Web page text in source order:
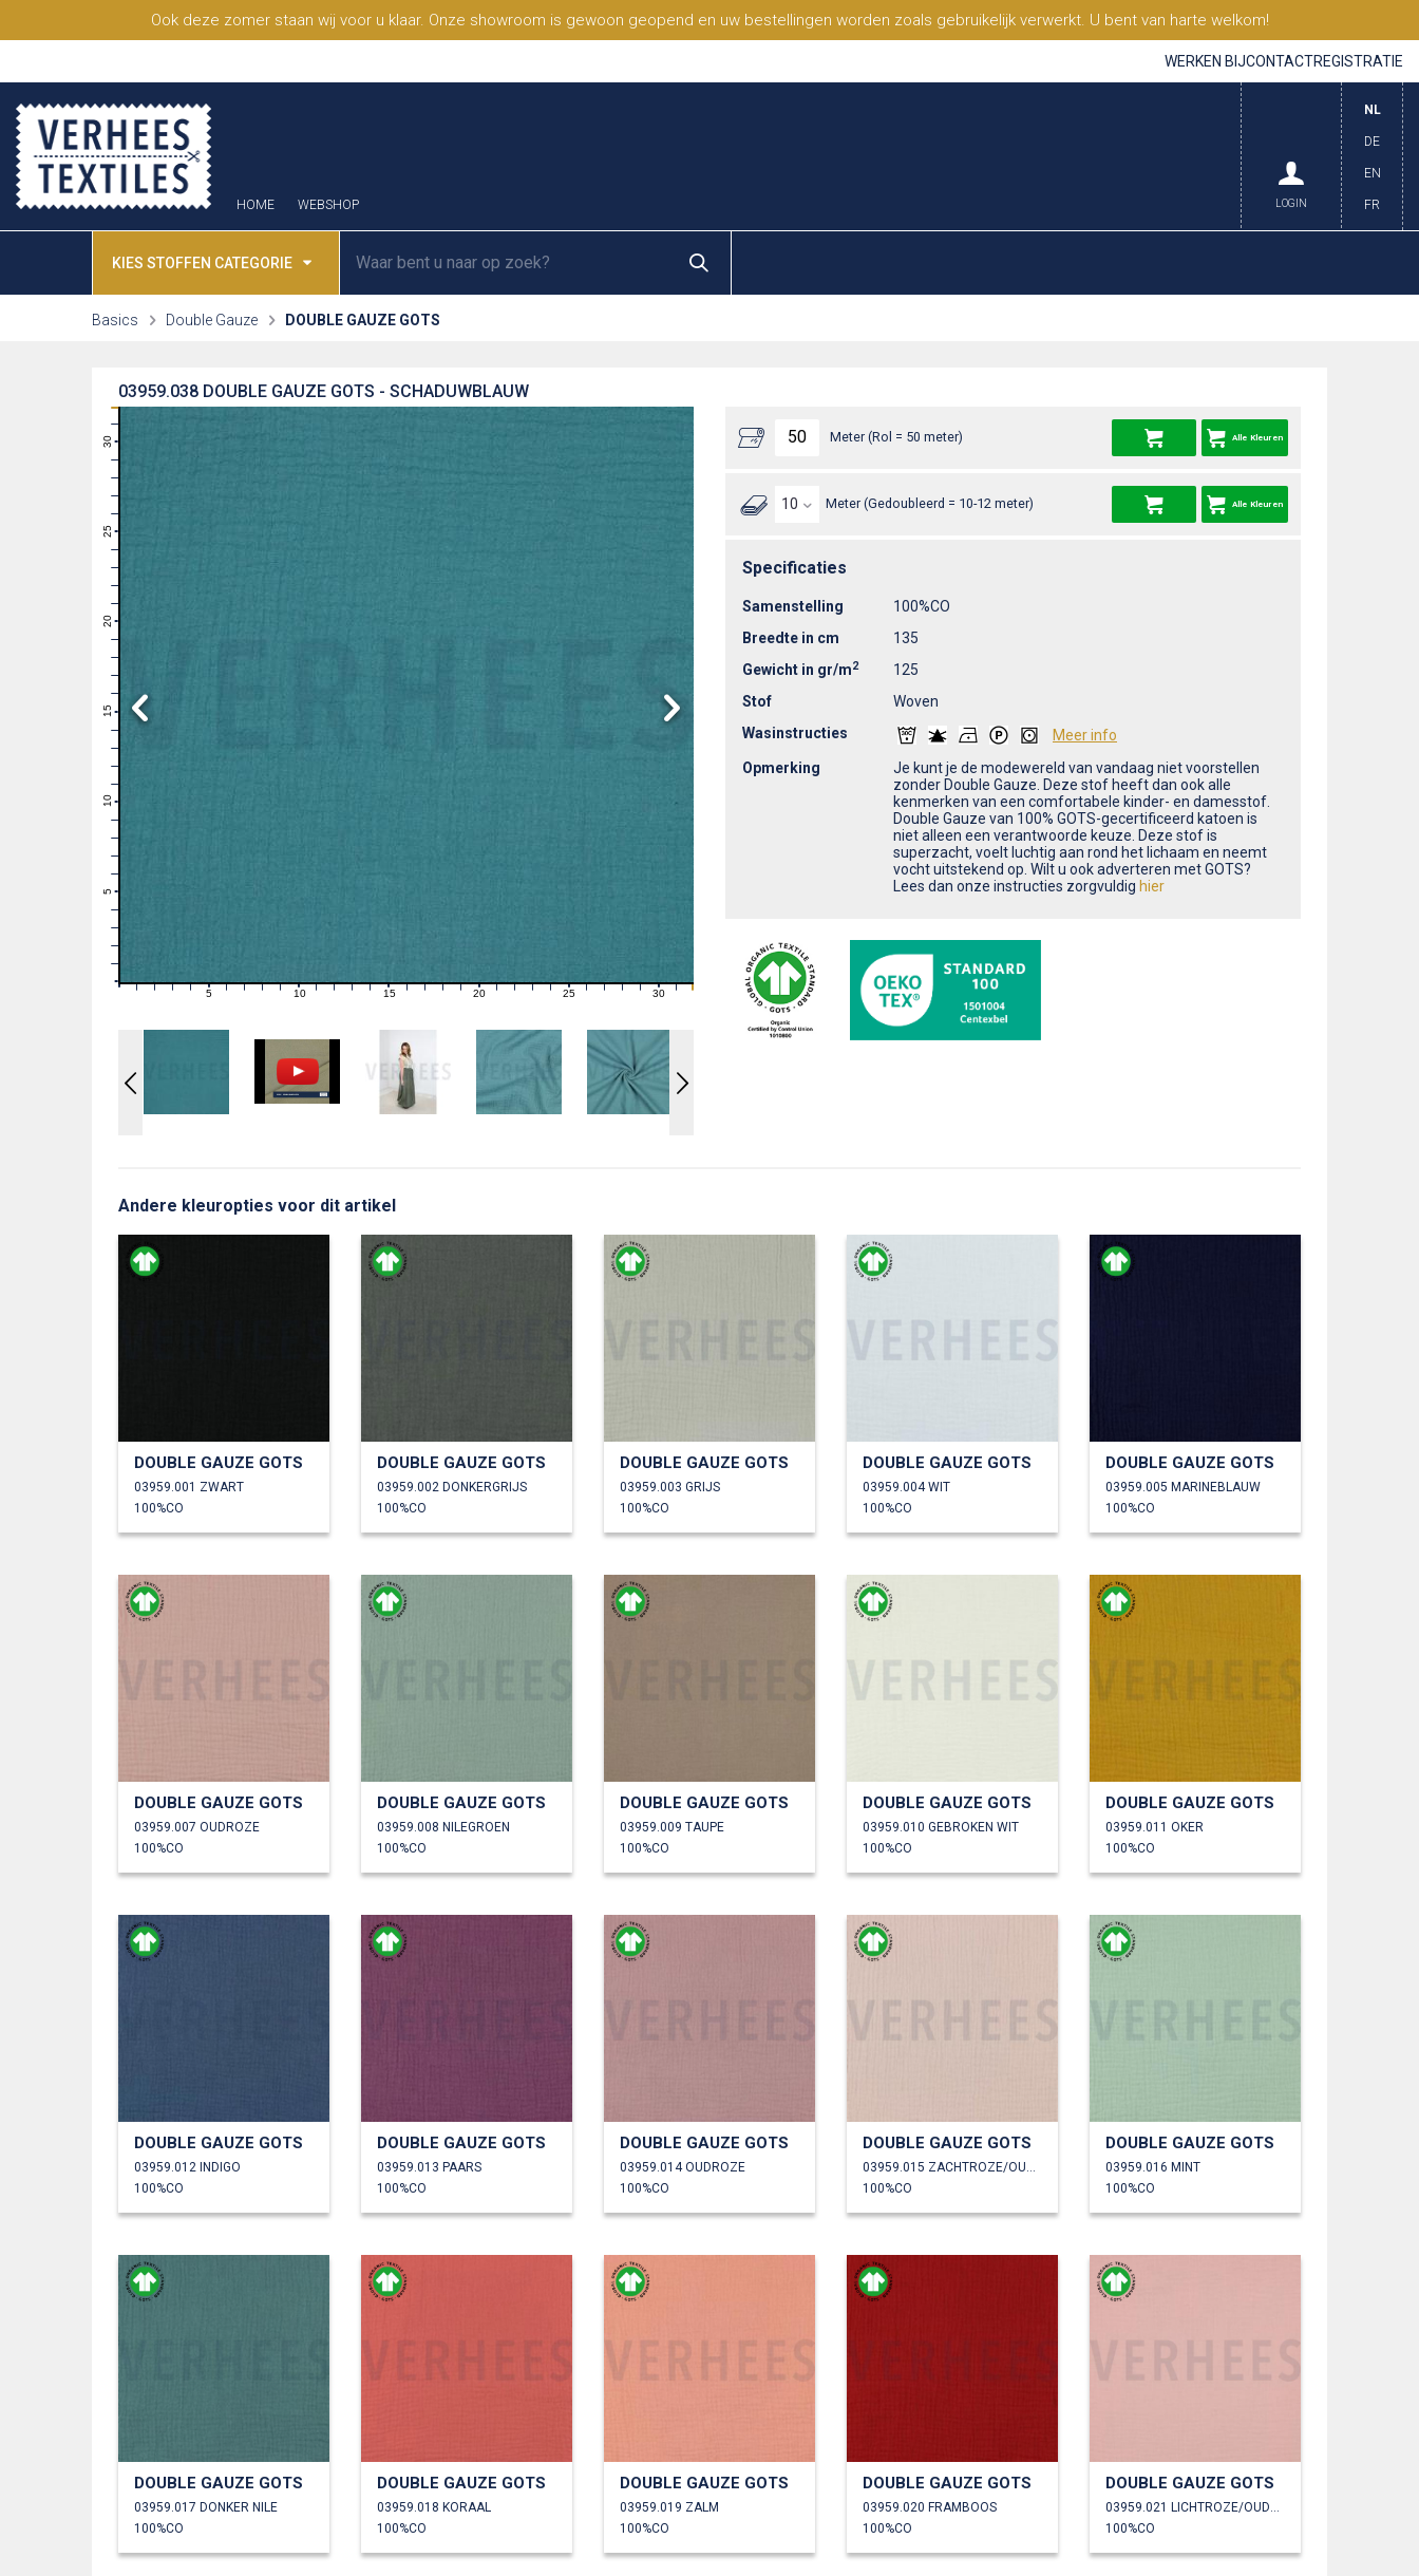
Ook deze zomer staan wij voor u klaar. Onze showroom is gewoon geopend en uw bestellingen worden zoals gebruikelijk verwerkt. U bent van harte welkom!
WERKEN BIJCONTACTREGISTRATIE
HOME WEBSHOP
NL
DE
EN
FR
LOGIN
KIES STOFFEN CATEGORIE
Basics Double Gauze DOUBLE GAUZE GOTS
DOUBLE GAUZE GOTS - SCHADUWBLAUW
03959.038
10
11
12
13
14
15
16
17
18
19
20
21
22
23
24
25
26
27
28
29
30
1 2 3 4 6 7 8 9 11 12 13 14 16 17 18 19 21 22 23 24 26 27 28 29 31
Meter (Rol = 50 meter) Alle Kleuren
Meter (Gedoubleerd = 10-12 meter) Alle Kleuren
Specificaties
Samenstelling
100%CO
Breedte in cm
135
Gewicht in gr/m2
125
Stof
Woven
Wasinstructies
Meer info
Opmerking
Je kunt je de modewereld van vandaag niet voorstellen
zonder Double Gauze. Deze stof heeft dan ook alle
kenmerken van een comfortabele kinder- en damesstof.
Double Gauze van 100% GOTS-gecertificeerd katoen is
niet alleen een verantwoorde keuze. Deze stof is
superzacht, voelt luchtig aan rond het lichaam en neemt
vocht uitstekend op. Wilt u ook adverteren met GOTS?
Lees dan onze instructies zorgvuldig hier
Andere kleuropties voor dit artikel
DOUBLE GAUZE GOTS
03959.001 ZWART
100%CO
DOUBLE GAUZE GOTS
03959.002 DONKERGRIJS
100%CO
DOUBLE GAUZE GOTS
03959.003 GRIJS
100%CO
DOUBLE GAUZE GOTS
03959.004 WIT
100%CO
DOUBLE GAUZE GOTS
03959.005 MARINEBLAUW
100%CO
DOUBLE GAUZE GOTS
03959.007 OUDROZE
100%CO
DOUBLE GAUZE GOTS
03959.008 NILEGROEN
100%CO
DOUBLE GAUZE GOTS
03959.009 TAUPE
100%CO
DOUBLE GAUZE GOTS
03959.010 GEBROKEN WIT
100%CO
DOUBLE GAUZE GOTS
03959.011 OKER
100%CO
DOUBLE GAUZE GOTS
03959.012 INDIGO
100%CO
DOUBLE GAUZE GOTS
03959.013 PAARS
100%CO
DOUBLE GAUZE GOTS
03959.014 OUDROZE
100%CO
DOUBLE GAUZE GOTS
100%CO
DOUBLE GAUZE GOTS
03959.016 MINT
100%CO
DOUBLE GAUZE GOTS
03959.017 DONKER NILE
100%CO
DOUBLE GAUZE GOTS
03959.018 KORAAL
100%CO
DOUBLE GAUZE GOTS
03959.019 ZALM
100%CO
DOUBLE GAUZE GOTS
03959.020 FRAMBOOS
100%CO
DOUBLE GAUZE GOTS
100%CO